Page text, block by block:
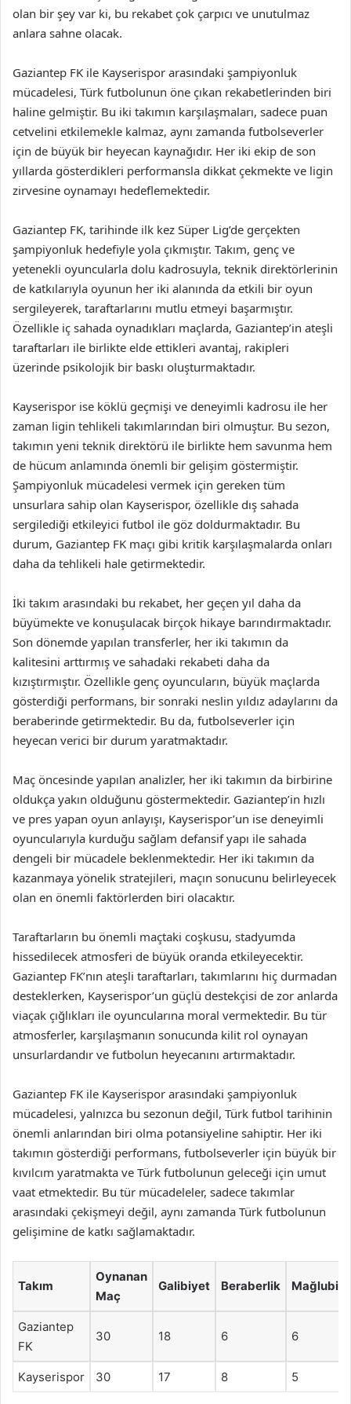
olan bir şey var ki, bu rekabet çok çarpıcı ve unutulmaz
anlara sahne olacak.
Gaziantep FK ile Kayserispor arasındaki şampiyonluk
mücadelesi, Türk futbolunun öne çıkan rekabetlerinden biri
haline gelmiştir. Bu iki takımın karşılaşmaları, sadece puan
cetvelini etkilemekle kalmaz, aynı zamanda futbolseverler
için de büyük bir heyecan kaynağıdır. Her iki ekip de son
yıllarda gösterdikleri performansla dikkat çekmekte ve ligin
zirvesine oynamayı hedeflemektedir.
Gaziantep FK, tarihinde ilk kez Süper Lig’de gerçekten
şampiyonluk hedefiyle yola çıkmıştır. Takım, genç ve
yetenekli oyuncularla dolu kadrosuyla, teknik direktörlerinin
de katkılarıyla oyunun her iki alanında da etkili bir oyun
sergileyerek, taraftarlarını mutlu etmeyi başarmıştır.
Özellikle iç sahada oynadıkları maçlarda, Gaziantep’in ateşli
taraftarları ile birlikte elde ettikleri avantaj, rakipleri
üzerinde psikolojik bir baskı oluşturmaktadır.
Kayserispor ise köklü geçmişi ve deneyimli kadrosu ile her
zaman ligin tehlikeli takımlarından biri olmuştur. Bu sezon,
takımın yeni teknik direktörü ile birlikte hem savunma hem
de hücum anlamında önemli bir gelişim göstermiştir.
Şampiyonluk mücadelesi vermek için gereken tüm
unsurlara sahip olan Kayserispor, özellikle dış sahada
sergilediği etkileyici futbol ile göz doldurmaktadır. Bu
durum, Gaziantep FK maçı gibi kritik karşılaşmalarda onları
daha da tehlikeli hale getirmektedir.
İki takım arasındaki bu rekabet, her geçen yıl daha da
büyümekte ve konuşulacak birçok hikaye barındırmaktadır.
Son dönemde yapılan transferler, her iki takımın da
kalitesini arttırmış ve sahadaki rekabeti daha da
kızıştırmıştır. Özellikle genç oyuncuların, büyük maçlarda
gösterdiği performans, bir sonraki neslin yıldız adaylarını da
beraberinde getirmektedir. Bu da, futbolseverler için
heyecan verici bir durum yaratmaktadır.
Maç öncesinde yapılan analizler, her iki takımın da birbirine
oldukça yakın olduğunu göstermektedir. Gaziantep’in hızlı
ve pres yapan oyun anlayışı, Kayserispor’un ise deneyimli
oyuncularıyla kurduğu sağlam defansif yapı ile sahada
dengeli bir mücadele beklenmektedir. Her iki takımın da
kazanmaya yönelik stratejileri, maçın sonucunu belirleyecek
olan en önemli faktörlerden biri olacaktır.
Taraftarların bu önemli maçtaki coşkusu, stadyumda
hissedilecek atmosferi de büyük oranda etkileyecektir.
Gaziantep FK’nın ateşli taraftarları, takımlarını hiç durmadan
desteklerken, Kayserispor’un güçlü destekçisi de zor anlarda
viaçak çığlıkları ile oyuncularına moral vermektedir. Bu tür
atmosferler, karşılaşmanın sonucunda kilit rol oynayan
unsurlardandır ve futbolun heyecanını artırmaktadır.
Gaziantep FK ile Kayserispor arasındaki şampiyonluk
mücadelesi, yalnızca bu sezonun değil, Türk futbol tarihinin
önemli anlarından biri olma potansiyeline sahiptir. Her iki
takımın gösterdiği performans, futbolseverler için büyük bir
kıvılcım yaratmakta ve Türk futbolunun geleceği için umut
vaat etmektedir. Bu tür mücadeleler, sadece takımlar
arasındaki çekişmeyi değil, aynı zamanda Türk futbolunun
gelişimine de katkı sağlamaktadır.
Takım
Oynanan
Maç
Galibiyet Beraberlik
Gaziantep
FK
30 18 6 6
Kayserispor 30 17 8 5